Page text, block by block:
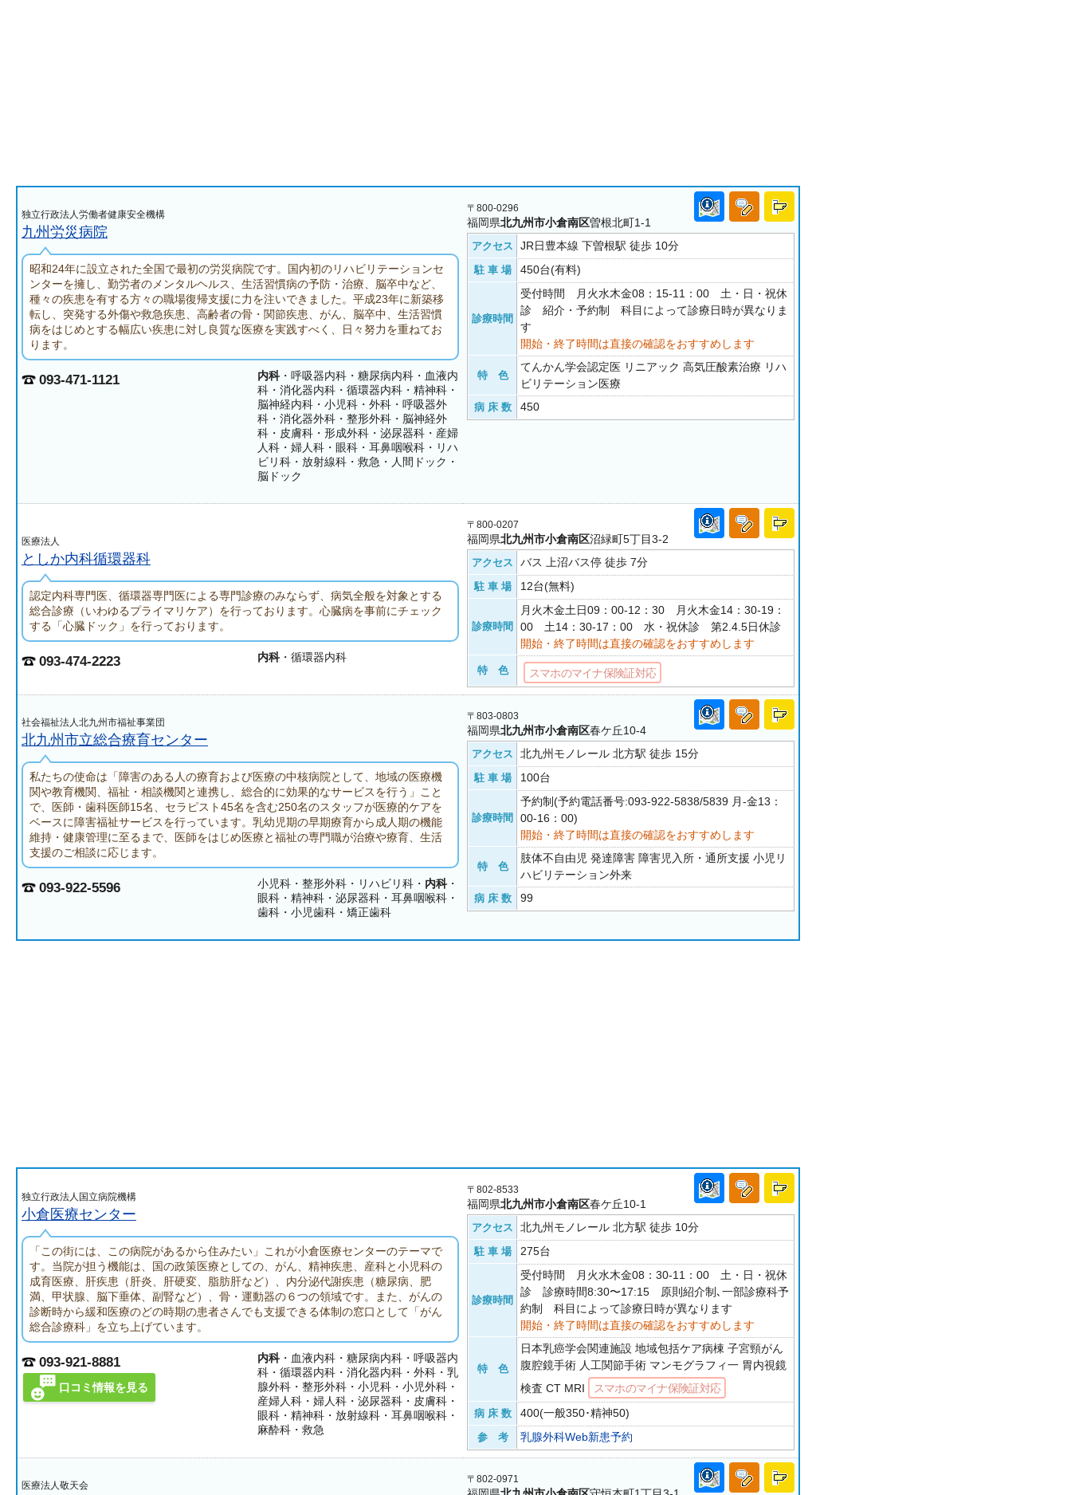
独立行政法人労働者健康安全機構
九州労災病院
昭和24年に設立された全国で最初の労災病院です。国内初のリハビリテーションセ
ンターを擁し、勤労者のメンタルヘルス、生活習慣病の予防・治療、脳卒中など、
種々の疾患を有する方々の職場復帰支援に力を注いできました。平成23年に新築移
転し、突発する外傷や救急疾患、高齢者の骨・関節疾患、がん、脳卒中、生活習慣
病をはじめとする幅広い疾患に対し良質な医療を実践すべく、日々努力を重ねてお
ります。
093-471-1121 内科・呼吸器内科・糖尿病内科・血液内
科・消化器内科・循環器内科・精神科・
脳神経内科・小児科・外科・呼吸器外
科・消化器外科・整形外科・脳神経外
科・皮膚科・形成外科・泌尿器科・産婦
人科・婦人科・眼科・耳鼻咽喉科・リハ
ビリ科・放射線科・救急・人間ドック・
脳ドック
〒800-0296
福岡県北九州市小倉南区曽根北町1-1
アクセス JR日豊本線 下曽根駅 徒歩 10分
駐 車 場 450台(有料)
診療時間
受付時間 月火水木金08：15-11：00 土・日・祝休
診 紹介・予約制 科目によって診療日時が異なりま
す
開始・終了時間は直接の確認をおすすめします
特 色
てんかん学会認定医 リニアック 高気圧酸素治療 リハ
ビリテーション医療
病 床 数 450
医療法人
としか内科循環器科
認定内科専門医、循環器専門医による専門診療のみならず、病気全般を対象とする
総合診療（いわゆるプライマリケア）を行っております。心臓病を事前にチェック
する「心臓ドック」を行っております。
093-474-2223 内科・循環器内科
〒800-0207
福岡県北九州市小倉南区沼緑町5丁目3-2
アクセス バス 上沼バス停 徒歩 7分
駐 車 場 12台(無料)
診療時間
月火木金土日09：00-12：30 月火木金14：30-19：
00 土14：30-17：00 水・祝休診 第2.4.5日休診
開始・終了時間は直接の確認をおすすめします
特 色 スマホのマイナ保険証対応
社会福祉法人北九州市福祉事業団
北九州市立総合療育センター
私たちの使命は「障害のある人の療育および医療の中核病院として、地域の医療機
関や教育機関、福祉・相談機関と連携し、総合的に効果的なサービスを行う」こと
で、医師・歯科医師15名、セラピスト45名を含む250名のスタッフが医療的ケアを
ベースに障害福祉サービスを行っています。乳幼児期の早期療育から成人期の機能
維持・健康管理に至るまで、医師をはじめ医療と福祉の専門職が治療や療育、生活
支援のご相談に応じます。
093-922-5596 小児科・整形外科・リハビリ科・ 内科・
眼科・精神科・泌尿器科・耳鼻咽喉科・
歯科・小児歯科・矯正歯科
〒803-0803
福岡県北九州市小倉南区春ケ丘10-4
アクセス 北九州モノレール 北方駅 徒歩 15分
駐 車 場 100台
診療時間
予約制(予約電話番号:093-922-5838/5839 月-金13：
00-16：00)
開始・終了時間は直接の確認をおすすめします
特 色
肢体不自由児 発達障害 障害児入所・通所支援 小児リ
ハビリテーション外来
病 床 数 99
独立行政法人国立病院機構
小倉医療センター
「この街には、この病院があるから住みたい」これが小倉医療センターのテーマで
す。当院が担う機能は、国の政策医療としての、がん、精神疾患、産科と小児科の
成育医療、肝疾患（肝炎、肝硬変、脂肪肝など）、内分泌代謝疾患（糖尿病、肥
満、甲状腺、脳下垂体、副腎など）、骨・運動器の６つの領域です。また、がんの
診断時から緩和医療のどの時期の患者さんでも支援できる体制の窓口として「がん
総合診療科」を立ち上げています。
093-921-8881
口コミ情報を見る
内科・血液内科・糖尿病内科・呼吸器内
科・循環器内科・消化器内科・外科・乳
腺外科・整形外科・小児科・小児外科・
産婦人科・婦人科・泌尿器科・皮膚科・
眼科・精神科・放射線科・耳鼻咽喉科・
麻酔科・救急
〒802-8533
福岡県北九州市小倉南区春ケ丘10-1
アクセス 北九州モノレール 北方駅 徒歩 10分
駐 車 場 275台
診療時間
受付時間 月火水木金08：30-11：00 土・日・祝休
診 診療時間8:30〜17:15 原則紹介制､一部診療科予
約制 科目によって診療日時が異なります
開始・終了時間は直接の確認をおすすめします
特 色
日本乳癌学会関連施設 地域包括ケア病棟 子宮頸がん
腹腔鏡手術 人工関節手術 マンモグラフィ一 胃内視鏡
検査 CT MRI
スマホのマイナ保険証対応
病 床 数 400(一般350･精神50)
参 考 乳腺外科Web新患予約
医療法人敬天会
〒802-0971